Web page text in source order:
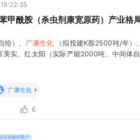
甲酰胺（杀虫剂康宽原药）产业格
）、 广康生化 （拟投建K胺2500吨/年）
美实、红太阳（实际产能2000吨、中间体
广康生化
6
短追板的散户